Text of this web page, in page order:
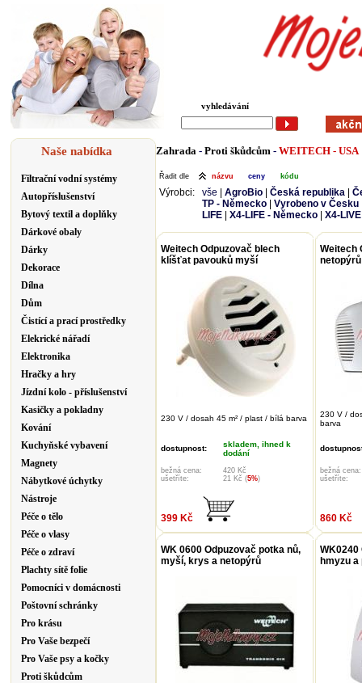
vyhledávání
Naše nabídka
Filtrační vodní systémy
Autopříslušenství
Bytový textil a doplňky
Dárkové obaly
Dárky
Dekorace
Dílna
Dům
Čistící a prací prostředky
Elekrické nářadí
Elektronika
Hračky a hry
Jízdní kolo - příslušenství
Kasičky a pokladny
Kování
Kuchyňské vybavení
Magnety
Nábytkové úchytky
Nástroje
Péče o tělo
Péče o vlasy
Péče o zdraví
Plachty sítě folie
Pomocníci v domácnosti
Poštovní schránky
Pro krásu
Pro Vaše bezpečí
Pro Vaše psy a kočky
Proti škůdcům
Zahrada - Proti škůdcům - WEITECH - USA
Řadit dle názvu ceny kódu
Výrobci: vše AgroBio Česká republika
TP - Německo
Vyrobeno v Česku
LIFE
X4-LIFE - Německo X4-
Weitech Odpuzovač blech
klíšťat pavouků myší
230 V / dosah 45 m² / plast / bílá barva
dostupnost:
skladem, ihned k
dodání
bežná cena:
420 Kč
ušetříte:
21 Kč (5%)
399 Kč
Weitech
230 V /
barva
bežná cena:
ušetříte:
860 Kč
WK 0600 Odpuzovač potka nů,
myší, krys a netopýrů
WK0240
hmyzu